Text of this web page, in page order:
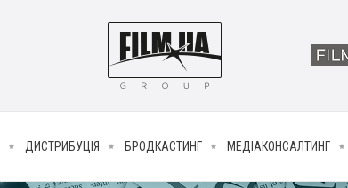
ДИСТРИБУЦІЯ БРОДКАСТИНГ МЕДІАКОНСАЛТИНГ